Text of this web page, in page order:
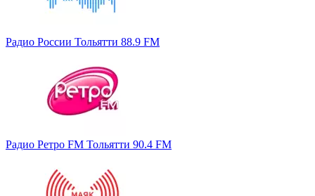
Радио России Тольятти 88.9 FM
Радио Ретро FM Тольятти 90.4 FM